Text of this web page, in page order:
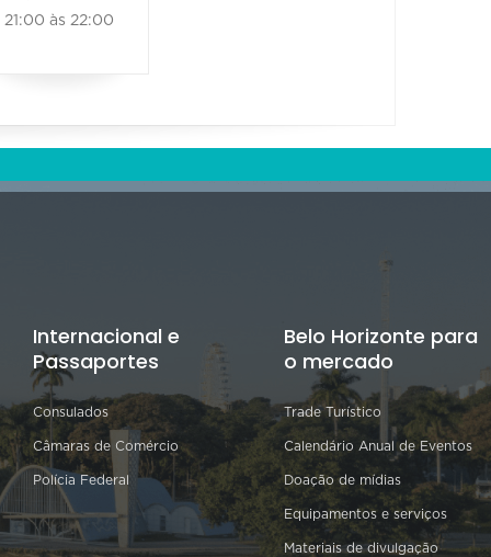
às 22:00
Internacional e
Passaportes
Consulados
Câmaras de Comércio
Polícia Federal
Belo Horizonte para
o mercado
Trade Turístico
Calendário Anual de Eventos
Doação de mídias
Equipamentos e serviços
Materiais de divulgação